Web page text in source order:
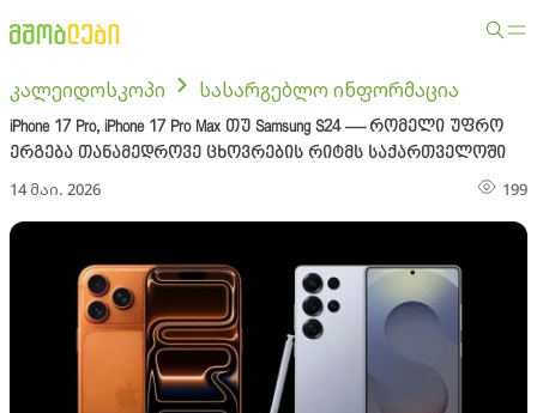
კალეიდოსკოპი სასარგებლო ინფორმაცია
iPhone 17 Pro, iPhone 17 Pro Max თუ Samsung S24 — რომელი უფრო
ერგება თანამედროვე ცხოვრების რიტმს საქართველოში
14 მაი. 2026 199